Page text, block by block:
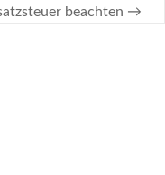
beachten →